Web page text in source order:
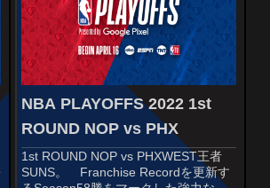
NBA PLAYOFFS 2022 1st
ROUND NOP vs PHX
1st ROUND NOP vs PHXWEST王者
SUNS。 Franchise Recordを更新す